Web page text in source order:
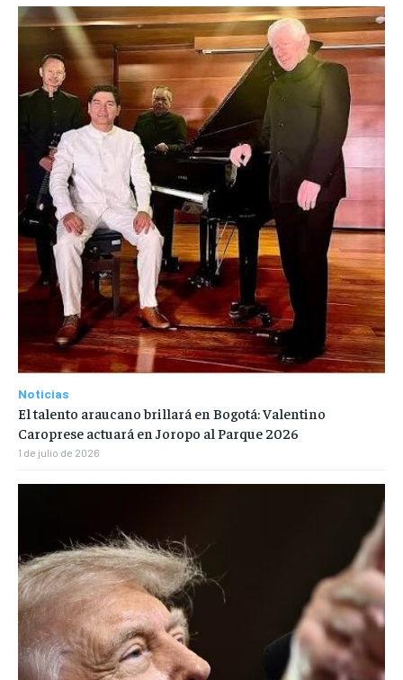
Noticias
El talento araucano brillará en Bogotá: Valentino
Caroprese actuará en Joropo al Parque 2026
1 de julio de 2026